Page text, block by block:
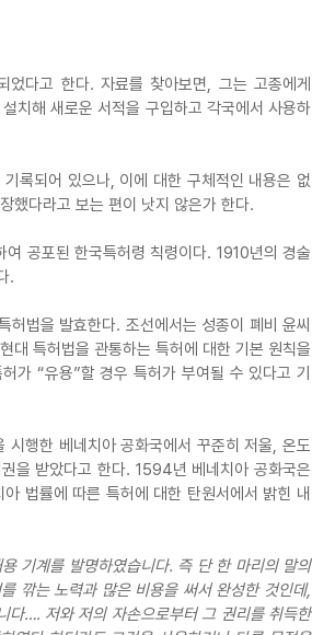
다고 한다. 자료를 찾아보면, 그는 고종에게
치해 새로운 서적을 구입하고 각국에서 사용하
록되어 있으나, 이에 대한 구체적인 내용은 없
했다라고 보는 편이 낫지 않은가 한다.
공포된 한국특허령 칙령이다. 1910년의 경술
.
법을 발효한다. 조선에서는 성종이 폐비 윤씨
대 특허법을 관통하는 특허에 대한 기본 원칙을
가 “유용”할 경우 특허가 부여될 수 있다고 기
행한 베네치아 공화국에서 꾸준히 저울, 온도
을 받았다고 한다. 1594년 베네치아 공화국은
법률에 따른 특허에 대한 탄원서에서 밝힌 내
기계를 발명하였습니다. 즉 단 한 마리의 말의
깎는 노력과 많은 비용을 써서 완성한 것인데,
다…. 저와 저의 자손으로부터 그 권리를 취득한